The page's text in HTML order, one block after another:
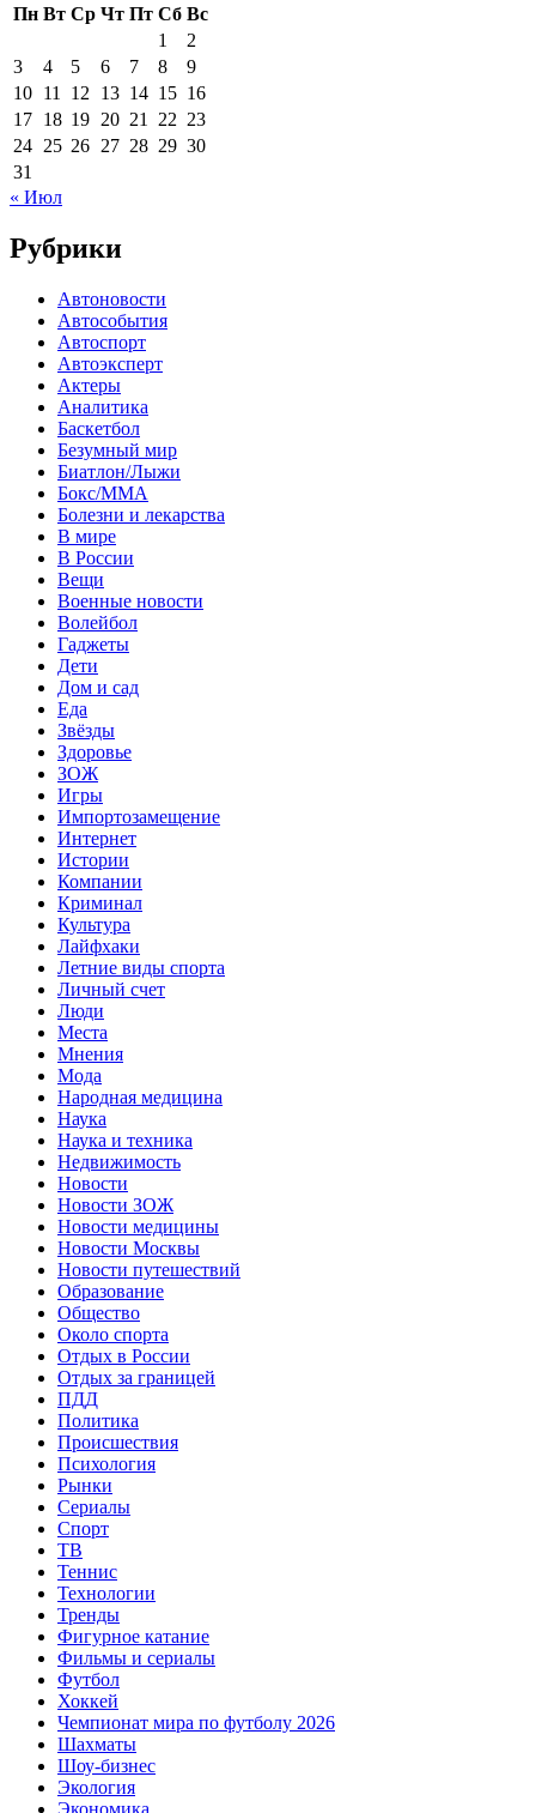
Пн Вт Ср Чт Пт Сб Вс
1
2
3
4 5 6 7 8
9
10 11 12 13 14 15 16
17 18 19 20 21 22 23
24 25 26 27 28 29 30
31
« Июл
Рубрики
Автоновости
Автособытия
Автоспорт
Автоэксперт
Актеры
Аналитика
Баскетбол
Безумный мир
Биатлон/Лыжи
Бокс/MMA
Болезни и лекарства
В мире
В России
Вещи
Военные новости
Волейбол
Гаджеты
Дети
Дом и сад
Еда
Звёзды
Здоровье
ЗОЖ
Игры
Импортозамещение
Интернет
Истории
Компании
Криминал
Культура
Лайфхаки
Летние виды спорта
Личный счет
Люди
Места
Мнения
Мода
Народная медицина
Наука
Наука и техника
Недвижимость
Новости
Новости ЗОЖ
Новости медицины
Новости Москвы
Новости путешествий
Образование
Общество
Около спорта
Отдых в России
Отдых за границей
ПДД
Политика
Происшествия
Психология
Рынки
Сериалы
Спорт
ТВ
Теннис
Технологии
Тренды
Фигурное катание
Фильмы и сериалы
Футбол
Хоккей
Чемпионат мира по футболу 2026
Шахматы
Шоу-бизнес
Экология
Экономика